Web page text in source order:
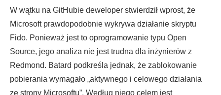
W wątku na GitHubie deweloper stwierdził wprost, że
Microsoft prawdopodobnie wykrywa działanie skryptu
Fido. Ponieważ jest to oprogramowanie typu Open
Source, jego analiza nie jest trudna dla inżynierów z
Redmond. Batard podkreśla jednak, że zablokowanie
pobierania wymagało „aktywnego i celowego działania
ze strony Microsoftu”. Według niego celem jest